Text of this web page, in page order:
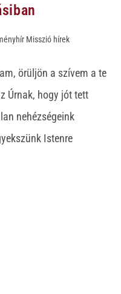
Misszió hírek
örüljön a szívem a te
Úrnak, hogy jót tett
nehézségeink
Istenre